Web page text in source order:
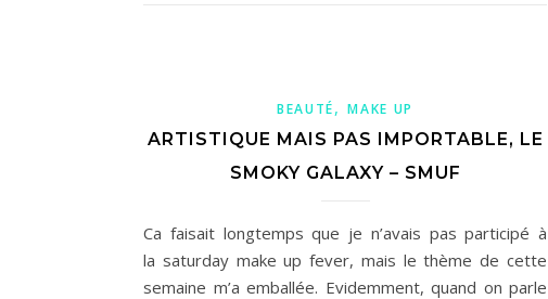
BEAUTÉ,MAKE UP
ARTISTIQUE MAIS PAS IMPORTABLE, LE
SMOKY GALAXY – SMUF
Ca faisait longtemps que je n’avais pas participé à
la saturday make up fever, mais le thème de cette
semaine m’a emballée. Evidemment, quand on parle